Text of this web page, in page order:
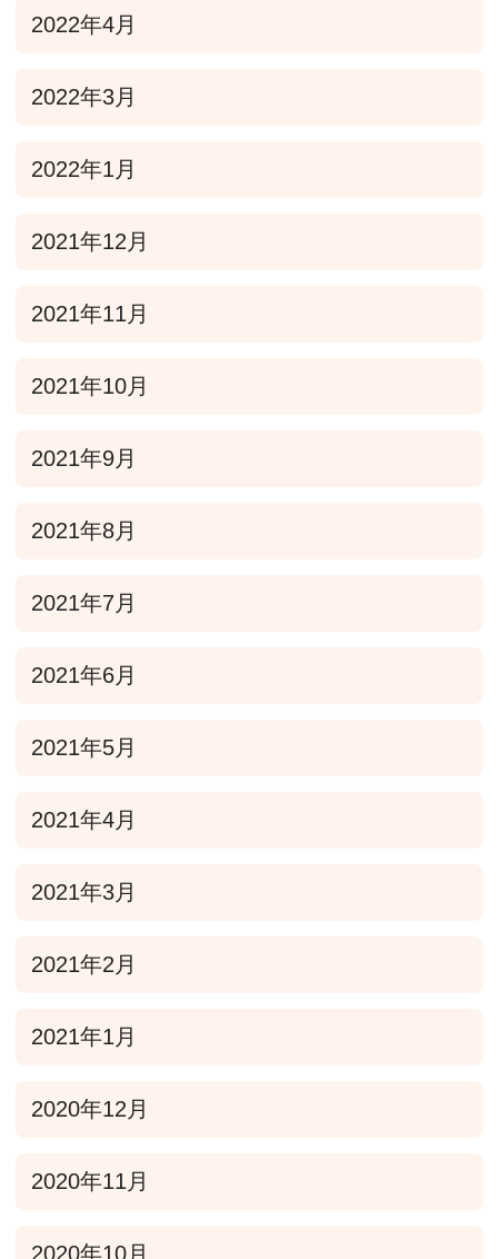
2022年4月
2022年3月
2022年1月
2021年12月
2021年11月
2021年10月
2021年9月
2021年8月
2021年7月
2021年6月
2021年5月
2021年4月
2021年3月
2021年2月
2021年1月
2020年12月
2020年11月
2020年10月